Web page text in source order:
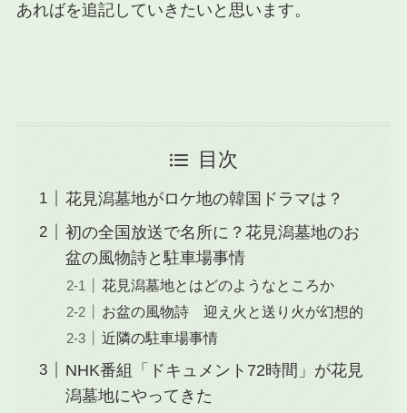
あればを追記していきたいと思います。
目次
花見潟墓地がロケ地の韓国ドラマは？
初の全国放送で名所に？花見潟墓地のお
盆の風物詩と駐車場事情
花見潟墓地とはどのようなところか
お盆の風物詩 迎え火と送り火が幻想的
近隣の駐車場事情
NHK番組「ドキュメント72時間」が花見
潟墓地にやってきた